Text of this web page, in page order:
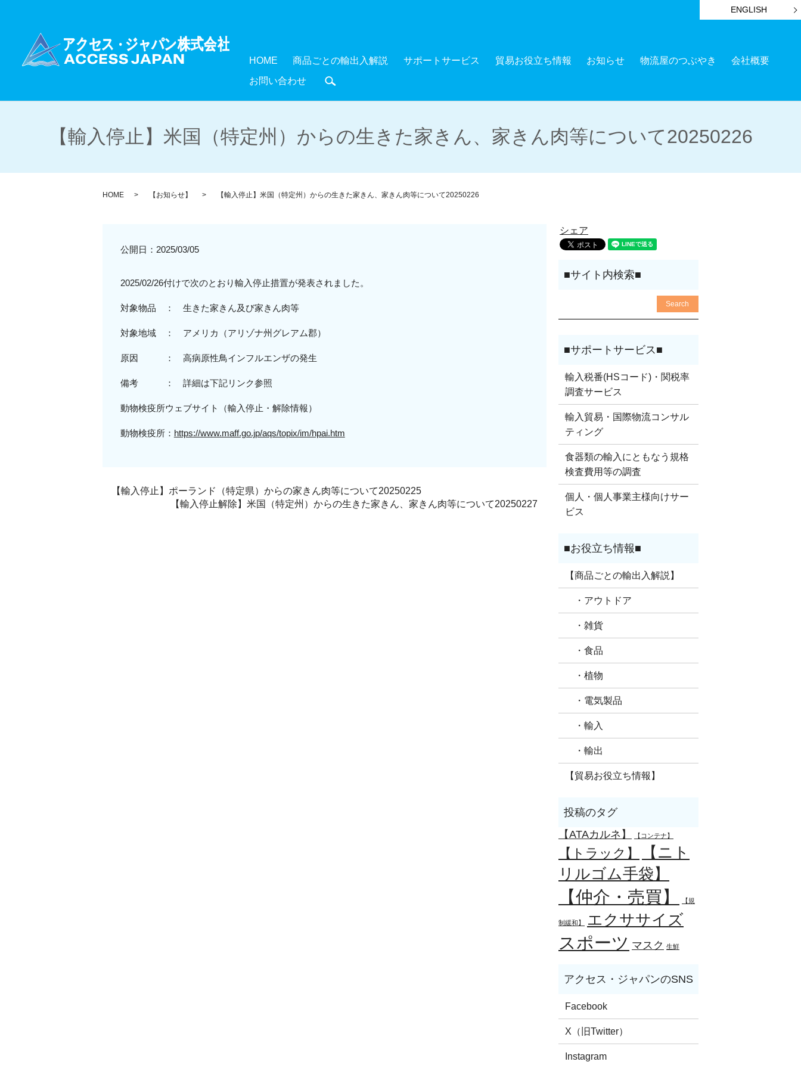
ENGLISH
HOME 商品ごとの輸出入解説 サポートサービス 貿易お役立ち情報 お知らせ 物流屋のつぶやき
会社概要
お問い合わせ
【輸入停止】米国（特定州）からの生きた家きん、家きん肉等について20250226
HOME 【お知らせ】 【輸入停止】米国（特定州）からの生きた家きん、家きん肉等について20250226
公開日： 2025/03/05
2025/02/26付けで次のとおり輸入停止措置が発表されました。
対象物品 ： 生きた家きん及び家きん肉等
対象地域 ： アメリカ（アリゾナ州グレアム郡）
原因 ： 高病原性鳥インフルエンザの発生
備考 ： 詳細は下記リンク参照
動物検疫所ウェブサイト（輸入停止・解除情報）
動物検疫所： https://www.maff.go.jp/aqs/topix/im/hpai.htm
【輸入停止】ポーランド（特定県）からの家きん肉等について20250225
【輸入停止解除】米国（特定州）からの生きた家きん、家きん肉等について20250227
シェア
輸入税番(HSコード)・関税率
調査サービス
輸入貿易・国際物流コンサル
ティング
食器類の輸入にともなう規格
検査費用等の調査
個人・個人事業主様向けサー
ビス
【商品ごとの輸出入解説】
・アウトドア
・雑貨
・食品
・植物
・電気製品
・輸入
・輸出
【貿易お役立ち情報】
【ATAカルネ】 【コンテナ】
【トラック】
【ニト
リルゴム手袋】
【仲介・売買】 【規
制緩和】 エクササイズ
スポーツ マスク 生鮮
Facebook
X（旧Twitter）
Instagram